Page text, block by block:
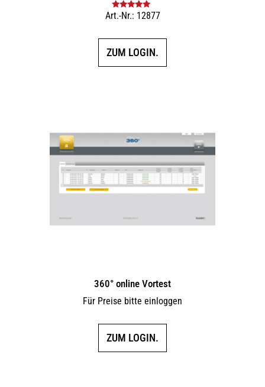
Bewertet mit
Art.-Nr.: 12877
ZUM LOGIN.
360° online Vortest
Für Preise bitte einloggen
ZUM LOGIN.